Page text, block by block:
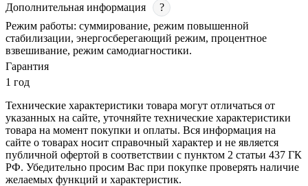
Дополнительная информация
?
Режим работы: суммирование, режим повышенной
стабилизации, энергосберегающий режим, процентное
взвешивание, режим самодиагностики.
Гарантия
1 год
Технические характеристики товара могут отличаться от
указанных на сайте, уточняйте технические характеристики
товара на момент покупки и оплаты. Вся информация на
сайте о товарах носит справочный характер и не является
публичной офертой в соответствии с пунктом 2 статьи 437 ГК
РФ. Убедительно просим Вас при покупке проверять наличие
желаемых функций и характеристик.